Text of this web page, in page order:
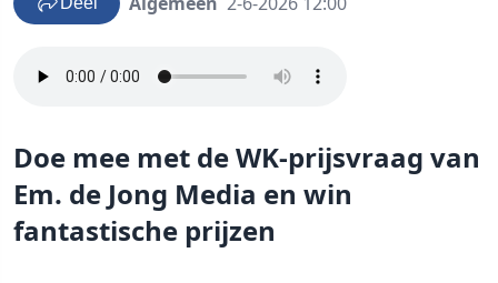
Doe mee met de WK-prijsvraag van
Em. de Jong Media en win
fantastische prijzen